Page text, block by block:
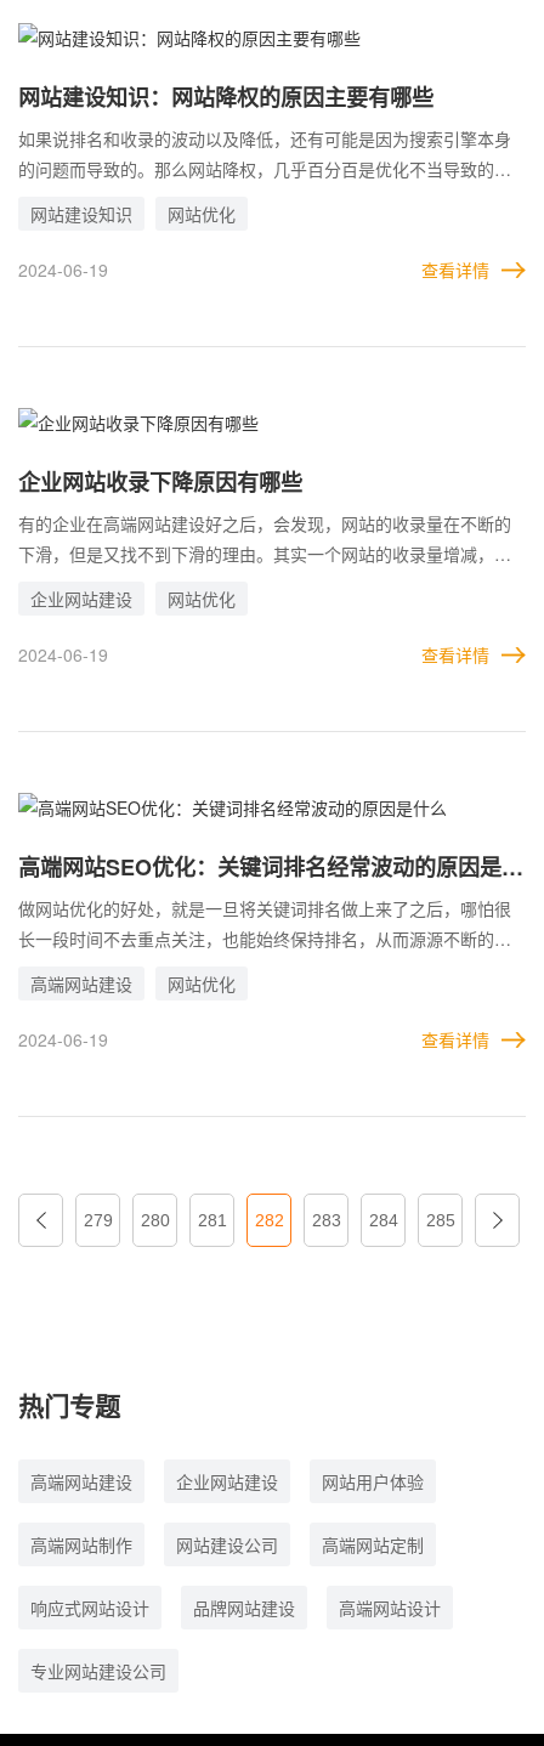
网站建设知识：网站降权的原因主要有哪些
如果说排名和收录的波动以及降低，还有可能是因为搜索引擎本身
的问题而导致的。那么网站降权，几乎百分百是优化不当导致的。
和百度一样。 因此，一旦发现网站在搜索引擎的排名和收录全部处
于异常状态，基本上可以确定，网站被降权了。要及时分析出，到
网站建设知识 网站优化
2024-06-19 查看详情
企业网站收录下降原因有哪些
有的企业在高端网站建设好之后，会发现，网站的收录量在不断的
下滑，但是又找不到下滑的理由。其实一个网站的收录量增减，是
一旦遇到收录下降的问题时，不要立马就对网站进行修改，而是根
据实际情况，列出可能的原因，然后一一排查，最终确定导致网站
企业网站建设 网站优化
2024-06-19 查看详情
高端网站SEO优化：关键词排名经常波动的原因是什
么
做网站优化的好处，就是一旦将关键词排名做上来了之后，哪怕很
长一段时间不去重点关注，也能始终保持排名，从而源源不断的为
业在优化高端网站时，会发现自己网站的关键词排名，始终处于波
动状态，不能一直很好的保持稳定现象。那么，造成关键词排名波
高端网站建设 网站优化
2024-06-19 查看详情
279 280 281 282 283 284 285
热门专题
高端网站建设 企业网站建设 网站用户体验
高端网站制作 网站建设公司 高端网站定制
响应式网站设计 品牌网站建设 高端网站设计
专业网站建设公司